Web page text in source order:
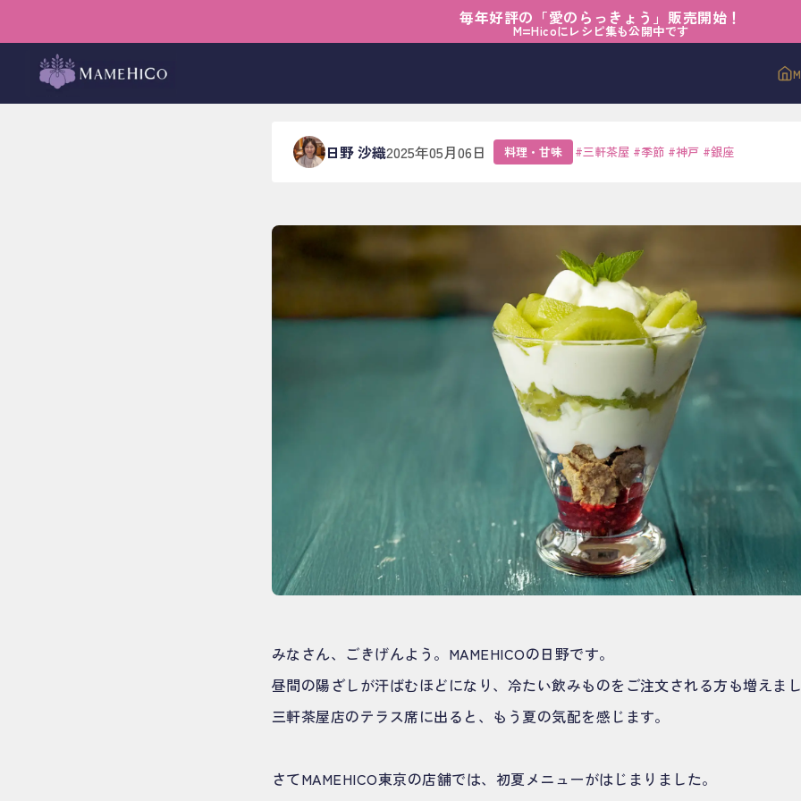
毎年好評の「愛のらっきょう」販売開始！
M=Hicoにレシピ集も公開中です
静かにほどける、初夏の味
静かにほどける、初夏の味
日野 沙織2025年05月06日 料理・甘味 #三軒茶屋 #季節 #神戸 #銀座
みなさん、ごきげんよう。MAMEHICOの日野です。
昼間の陽ざしが汗ばむほどになり、冷たい飲みものをご注文される方も増えま
三軒茶屋店のテラス席に出ると、もう夏の気配を感じます。
さてMAMEHICO東京の店舗では、初夏メニューがはじまりました。